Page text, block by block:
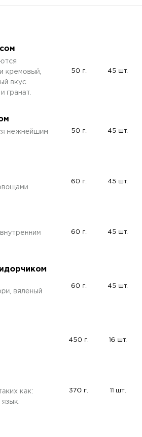
кремовый,
вкус.
гранат.
50 г. 45 шт.
нежнейшим
50 г. 45 шт.
60 г. 45 шт.
60 г. 45 шт.
вяленый
60 г. 45 шт.
450 г. 16 шт.
как:
370 г. 11 шт.